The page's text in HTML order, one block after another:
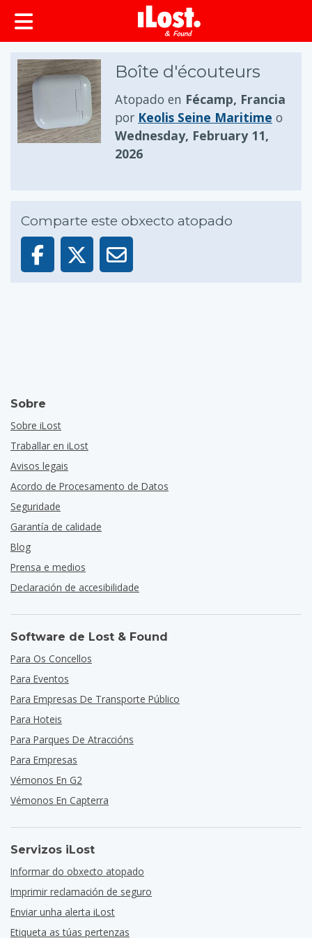
Boîte d'écouteurs
Atopado en Fécamp, Francia
por Keolis Seine Maritime o
Wednesday, February 11,
2026
Comparte este obxecto atopado
Sobre
Sobre iLost
Traballar en iLost
Avisos legais
Acordo de Procesamento de Datos
Seguridade
Garantía de calidade
Blog
Prensa e medios
Declaración de accesibilidade
Software de Lost & Found
Para Os Concellos
Para Eventos
Para Empresas De Transporte Público
Para Hoteis
Para Parques De Atraccións
Para Empresas
Vémonos En G2
Vémonos En Capterra
Servizos iLost
Informar do obxecto atopado
Imprimir reclamación de seguro
Enviar unha alerta iLost
Etiqueta as túas pertenzas